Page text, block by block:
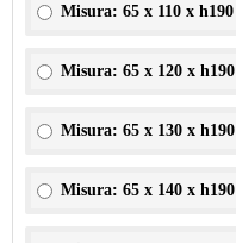
Misura: 65 x 110 x
Misura: 65 x 120 x
Misura: 65 x 130 x
Misura: 65 x 140 x